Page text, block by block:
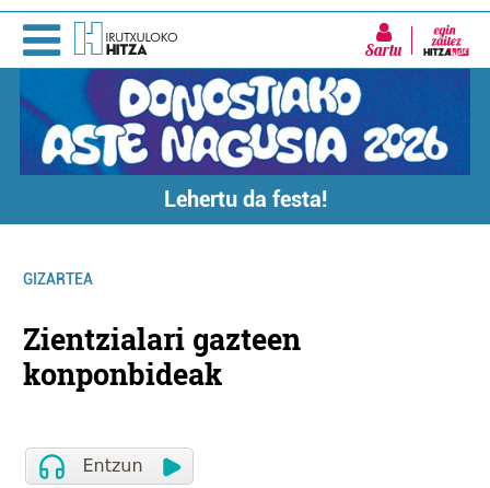
Sartu
Lehertu da festa!
GIZARTEA
Zientzialari gazteen
konponbideak